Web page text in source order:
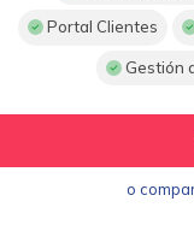
Portal Clientes
Gestión
o